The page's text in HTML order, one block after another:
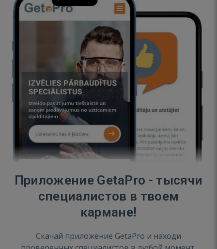
Приложение GetaPro - тысячи
специалистов в твоем
кармане!
Скачай приложение GetaPro и находи